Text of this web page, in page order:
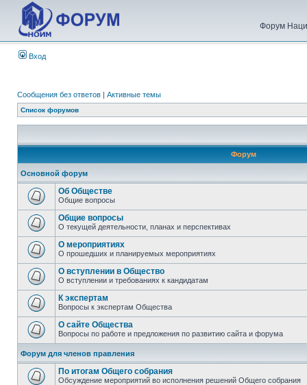
Форум
Вход
Сообщения без ответов | Активные темы
Список форумов
Форум
Основной форум
Об Обществе
Общие вопросы
Общие вопросы
О текущей деятельности, планах и перспективах
О мероприятиях
О прошедших и планируемых мероприятиях
О вступлении в Общество
О вступлении и требованиях к кандидатам
К экспертам
Вопросы к экспертам Общества
О сайте Общества
Вопросы по работе и предложения по развитию сайта и форума
Форум для членов правления
По итогам Общего собрания
Обсуждение мероприятий во исполнения решений Общего собрания